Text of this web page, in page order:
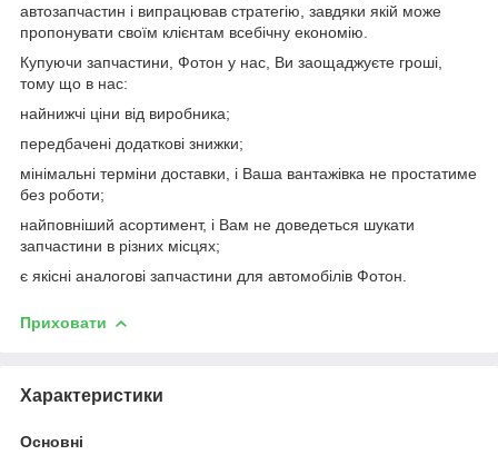
автозапчастин і випрацював стратегію, завдяки якій може
пропонувати своїм клієнтам всебічну економію.
Купуючи запчастини, Фотон у нас, Ви заощаджуєте гроші,
тому що в нас:
найнижчі ціни від виробника;
передбачені додаткові знижки;
мінімальні терміни доставки, і Ваша вантажівка не простатиме
без роботи;
найповніший асортимент, і Вам не доведеться шукати
запчастини в різних місцях;
є якісні аналогові запчастини для автомобілів Фотон.
Приховати
Характеристики
Основні